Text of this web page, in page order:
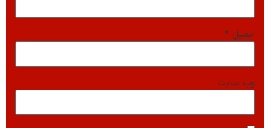
ایمیل *
وب‌ سایت